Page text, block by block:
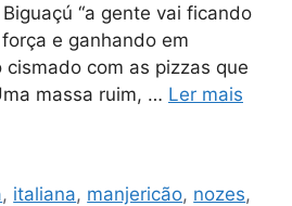
“a gente vai ficando
e ganhando em
cismado com as pizzas que
massa ruim, … Ler mais
, italiana, manjericão, nozes,